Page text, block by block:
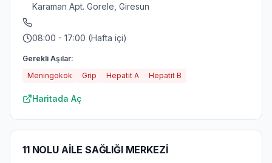
Karaman Apt. Gorele, Giresun
08:00 - 17:00 (Hafta içi)
Gerekli Aşılar:
Meningokok
Grip Hepatit A Hepatit B
Haritada Aç
11 NOLU AİLE SAĞLIĞI MERKEZİ